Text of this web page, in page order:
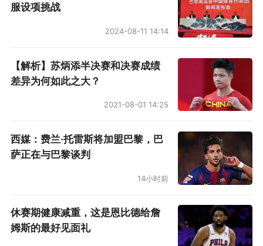
服设项挑战
2024-08-11 14:14
【解析】苏炳添半决赛和决赛成绩
差异为何如此之大？
2021-08-01 14:25
西媒：费兰·托雷斯将加盟巴黎，巴
萨正在与巴黎谈判
14小时前
休赛期健康减重，这是恩比德给詹
姆斯的最好见面礼